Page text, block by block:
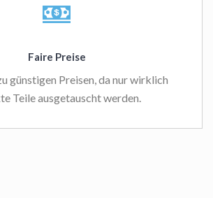
Faire Preise
günstigen Preisen, da nur wirklich
Teile ausgetauscht werden.